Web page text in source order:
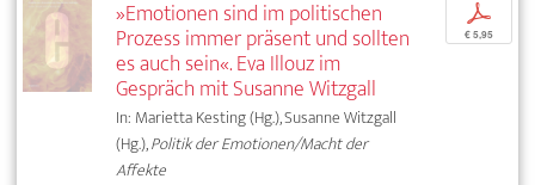
»Emotionen sind im politischen
Prozess immer präsent und sollten
es auch sein«. Eva Illouz im
Gespräch mit Susanne Witzgall
In: Marietta Kesting (Hg.), Susanne Witzgall
(Hg.),Politik der Emotionen/Macht der
Affekte
p
€ 5,95